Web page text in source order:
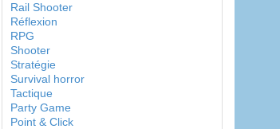
Rail Shooter
Réflexion
RPG
Shooter
Stratégie
Survival horror
Tactique
Party Game
Point & Click